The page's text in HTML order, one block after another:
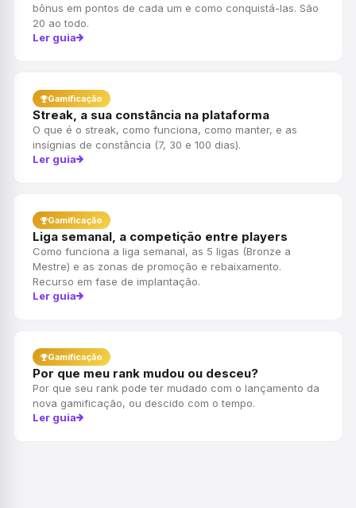
bônus em pontos de cada um e como conquistá-las. São
20 ao todo.
Ler guia
Gamificação
Streak, a sua constância na plataforma
O que é o streak, como funciona, como manter, e as
insígnias de constância (7, 30 e 100 dias).
Ler guia
Gamificação
Liga semanal, a competição entre players
Como funciona a liga semanal, as 5 ligas (Bronze a
Mestre) e as zonas de promoção e rebaixamento.
Recurso em fase de implantação.
Ler guia
Gamificação
Por que meu rank mudou ou desceu?
Por que seu rank pode ter mudado com o lançamento da
nova gamificação, ou descido com o tempo.
Ler guia